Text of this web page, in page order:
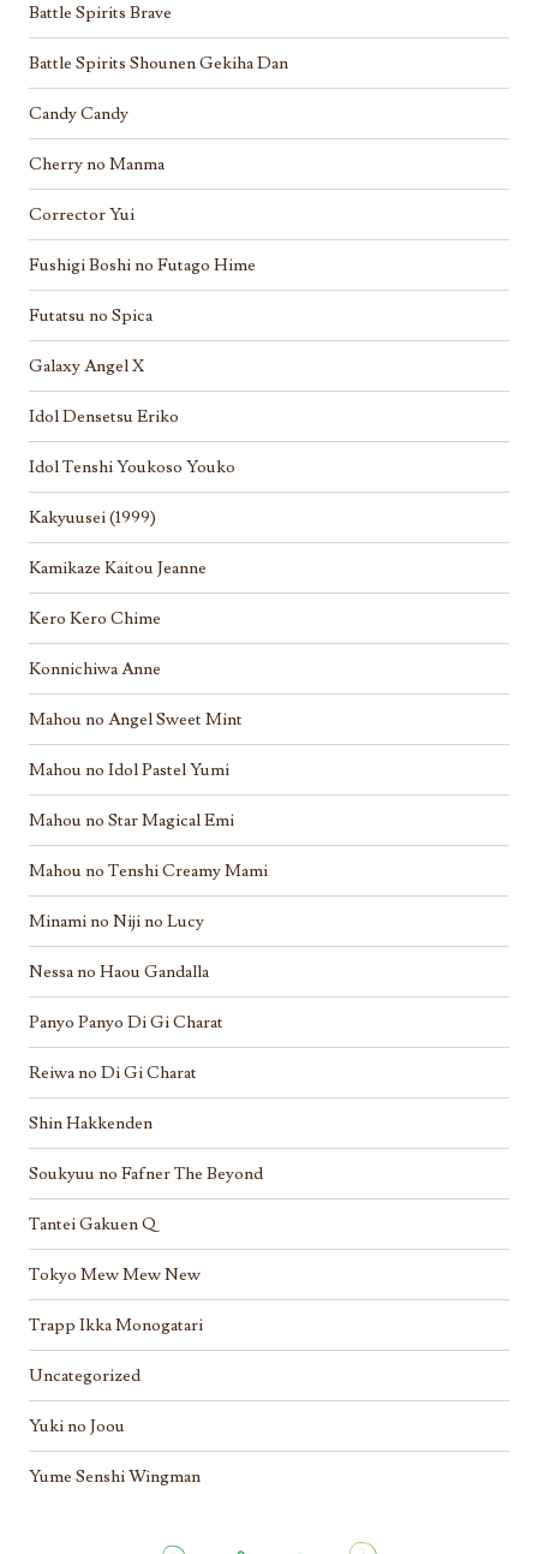
Battle Spirits Brave
Battle Spirits Shounen Gekiha Dan
Candy Candy
Cherry no Manma
Corrector Yui
Fushigi Boshi no Futago Hime
Futatsu no Spica
Galaxy Angel X
Idol Densetsu Eriko
Idol Tenshi Youkoso Youko
Kakyuusei (1999)
Kamikaze Kaitou Jeanne
Kero Kero Chime
Konnichiwa Anne
Mahou no Angel Sweet Mint
Mahou no Idol Pastel Yumi
Mahou no Star Magical Emi
Mahou no Tenshi Creamy Mami
Minami no Niji no Lucy
Nessa no Haou Gandalla
Panyo Panyo Di Gi Charat
Reiwa no Di Gi Charat
Shin Hakkenden
Soukyuu no Fafner The Beyond
Tantei Gakuen Q
Tokyo Mew Mew New
Trapp Ikka Monogatari
Uncategorized
Yuki no Joou
Yume Senshi Wingman